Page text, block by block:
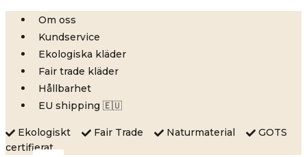
Skip
content
Om oss
Kundservice
Ekologiska kläder
Fair trade kläder
Hållbarhet
EU shipping 🇪🇺
Ekologiskt Fair Trade Naturmaterial
GOTS
certifierat